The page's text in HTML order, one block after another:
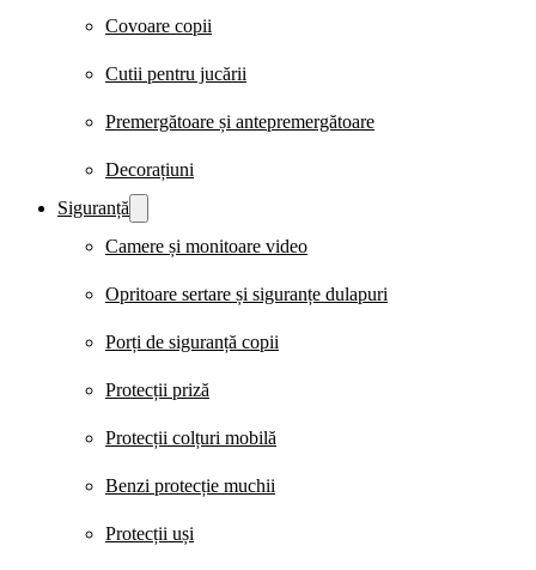
Covoare copii
Cutii pentru jucării
Premergătoare și antepremergătoare
Decorațiuni
Siguranță
Camere și monitoare video
Opritoare sertare și siguranțe dulapuri
Porți de siguranță copii
Protecții priză
Protecții colțuri mobilă
Benzi protecție muchii
Protecții uși